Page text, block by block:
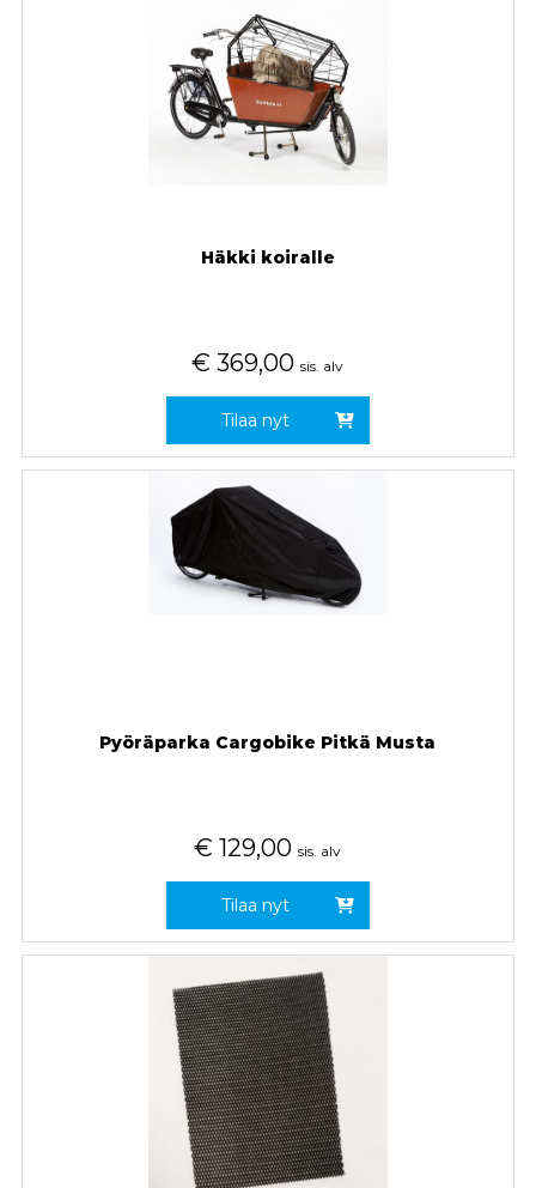
Häkki koiralle
€ 369,00 sis. alv
Tilaa nyt
Pyöräparka Cargobike Pitkä Musta
€ 129,00 sis. alv
Tilaa nyt